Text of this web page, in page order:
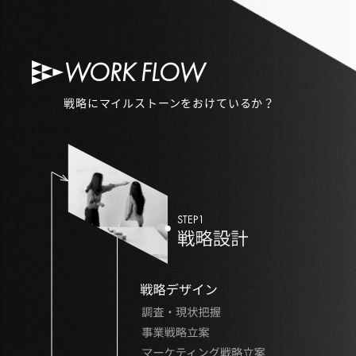
WORK FLOW
戦略にマイルストーンをおけているか？